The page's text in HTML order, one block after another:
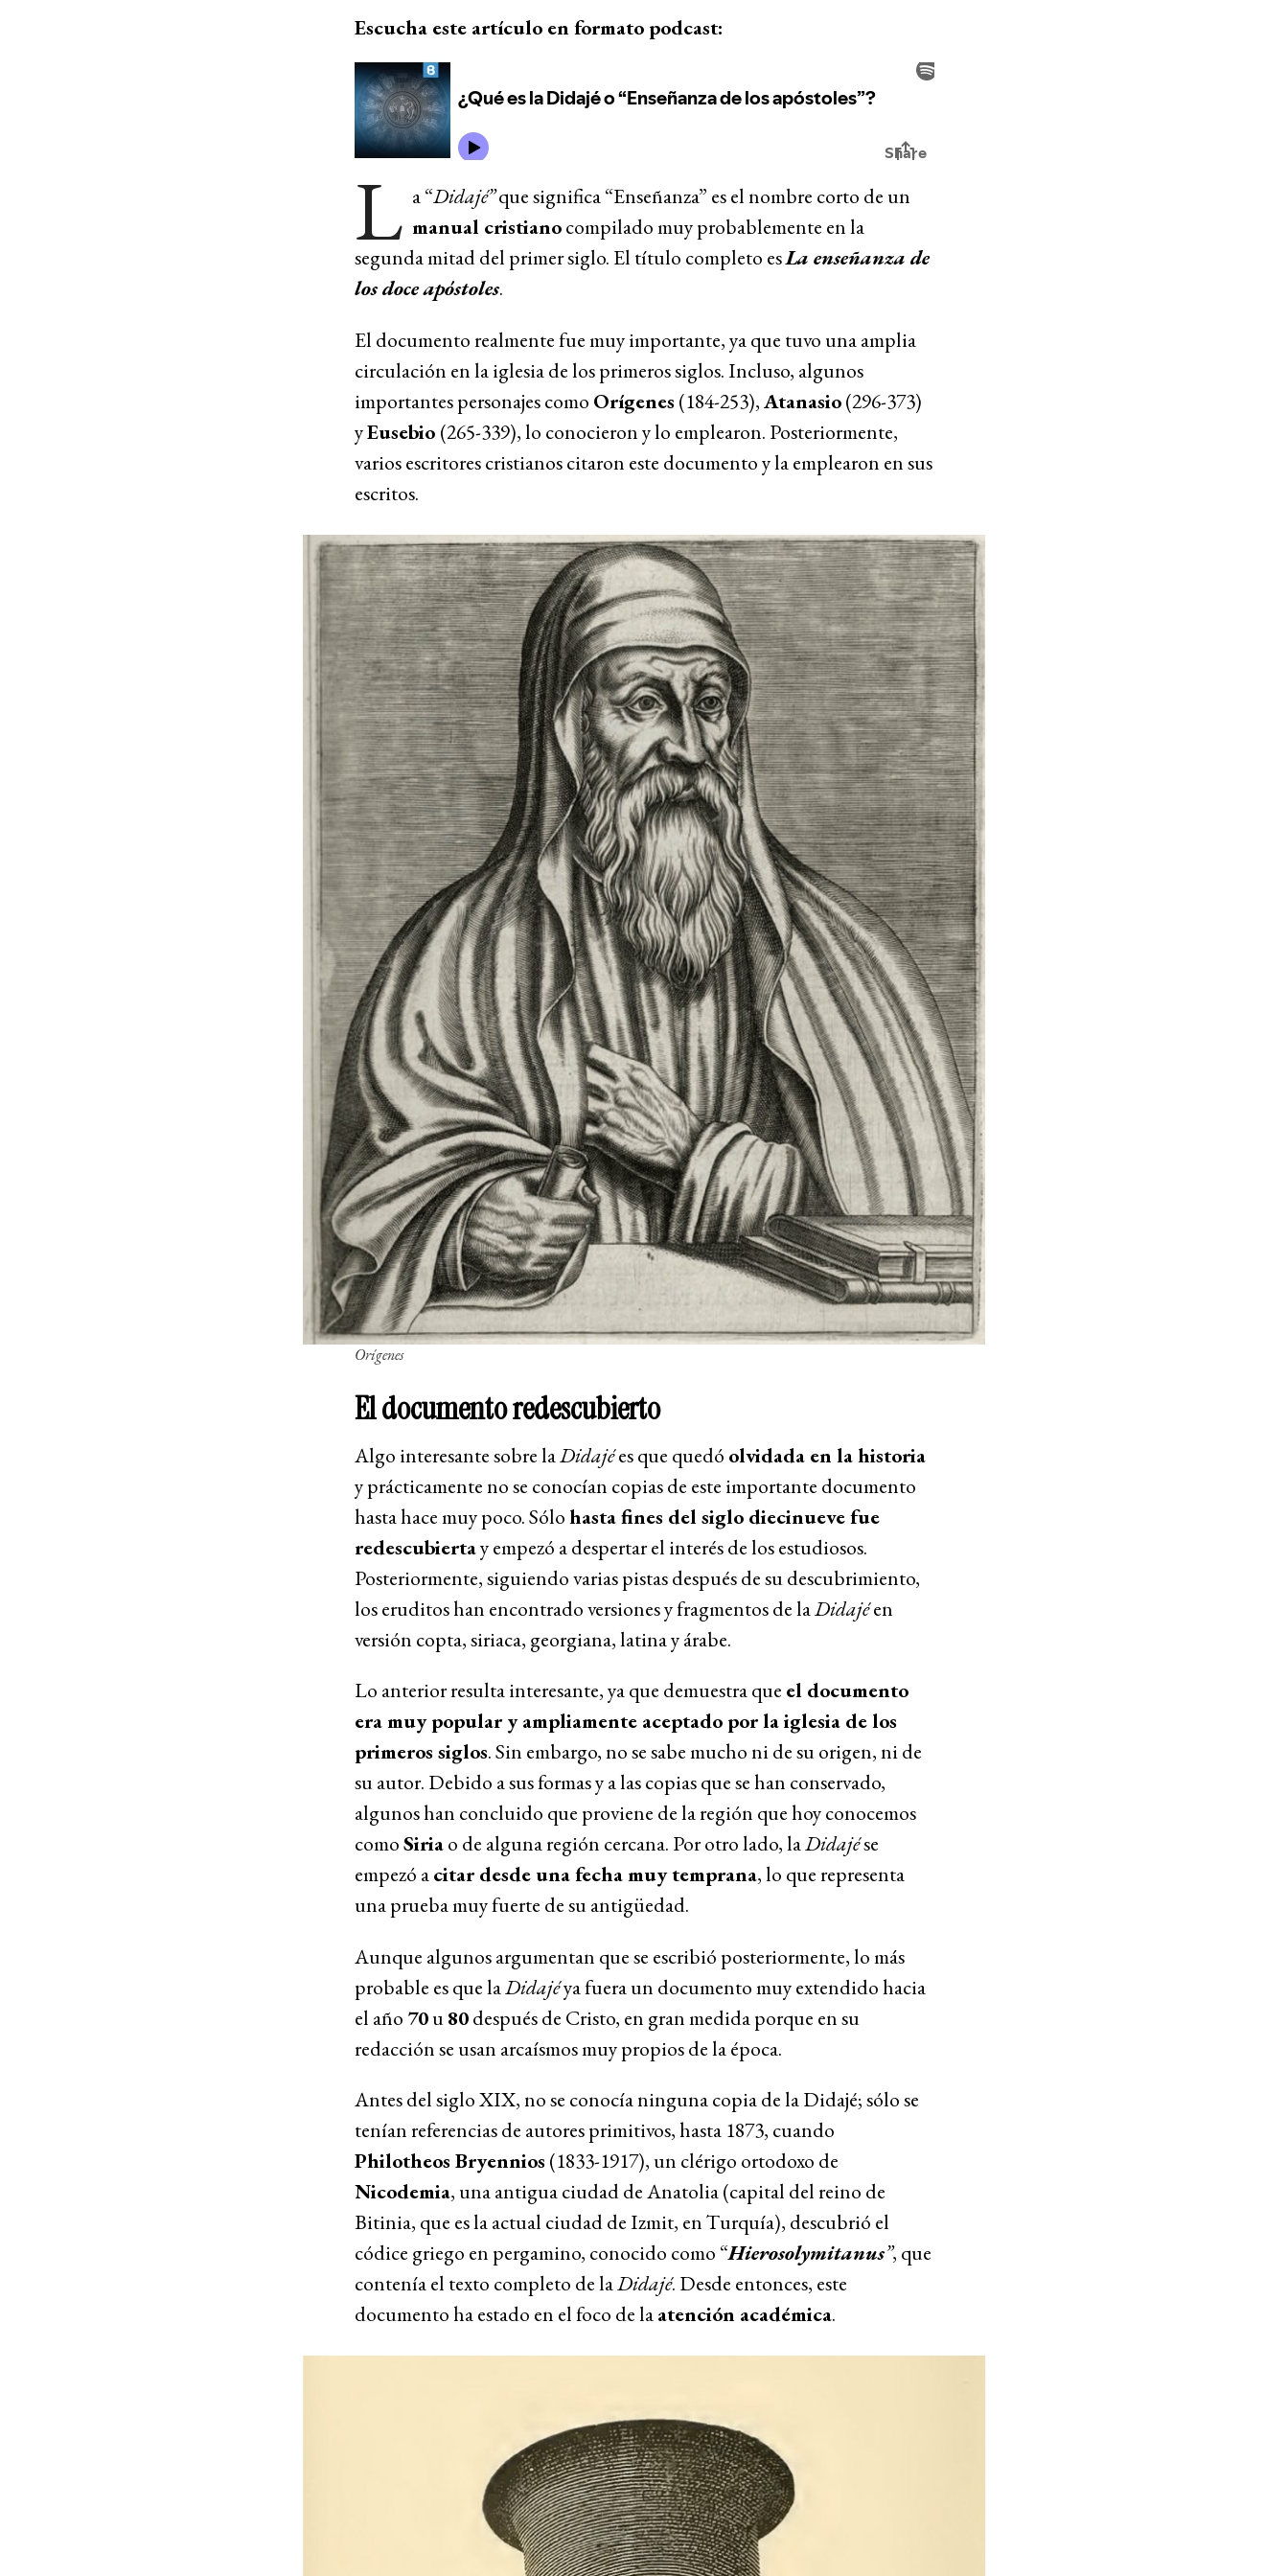
Escucha este artículo en formato podcast:
L a “Didajé”que significa “Enseñanza” es el nombre corto de un
manual cristianocompilado muy probablemente en la
segunda mitad del primer siglo. El título completo esLa enseñanza de
los doce apóstoles.
El documento realmente fue muy importante, ya que tuvo una amplia
circulación en la iglesia de los primeros siglos. Incluso, algunos
importantes personajes como Orígenes(184-253),Atanasio(296-373)
yEusebio (265-339), lo conocieron y lo emplearon. Posteriormente,
varios escritores cristianos citaron este documento y la emplearon en sus
escritos.
Orígenes
El documento redescubierto
Algo interesante sobre la Didajées que quedó olvidada en la historia
y prácticamente no se conocían copias de este importante documento
hasta hace muy poco. Sólo hasta fines del siglo diecinueve fue
redescubiertay empezó a despertar el interés de los estudiosos.
Posteriormente, siguiendo varias pistas después de su descubrimiento,
los eruditos han encontrado versiones y fragmentos de la Didajéen
versión copta, siriaca, georgiana, latina y árabe.
Lo anterior resulta interesante, ya que demuestra que el documento
era muy popular y ampliamente aceptado por la iglesia de los
primeros siglos. Sin embargo, no se sabe mucho ni de su origen, ni de
su autor. Debido a sus formas y a las copias que se han conservado,
algunos han concluido que proviene de la región que hoy conocemos
comoSiriao de alguna región cercana. Por otro lado, laDidajése
empezó acitar desde una fecha muy temprana, lo que representa
una prueba muy fuerte de su antigüedad.
Aunque algunos argumentan que se escribió posteriormente, lo más
probable es que la Didajéya fuera un documento muy extendido hacia
el año 70u 80después de Cristo, en gran medida porque en su
redacción se usan arcaísmos muy propios de la época.
Antes del siglo XIX, no se conocía ninguna copia de la Didajé; sólo se
tenían referencias de autores primitivos, hasta 1873, cuando
Philotheos Bryennios(1833-1917), un clérigo ortodoxo de
Nicodemia, una antigua ciudad de Anatolia (capital del reino de
Bitinia, que es la actual ciudad de Izmit, en Turquía), descubrió el
códice griego en pergamino, conocido como “Hierosolymitanus”, que
contenía el texto completo de laDidajé. Desde entonces, este
documento ha estado en el foco de laatención académica.